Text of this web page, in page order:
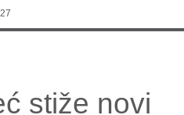
stiže novi